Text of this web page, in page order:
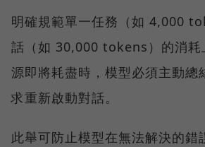
明確規範單一任務（如 4,000
話（如 30,000 tokens）的消耗
源即將耗盡時，模型必須主動總
求重新啟動對話。
此舉可防止模型在無法解決的錯